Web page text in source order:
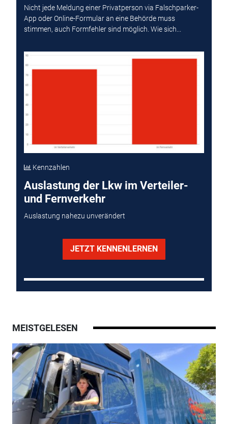
Nicht jede Meldung einer Privatperson via Falschparker-
App oder Online-Formular an eine Behörde muss
stimmen, auch Formfehler sind möglich. Wie sich...
Kennzahlen
Auslastung der Lkw im Verteiler-
und Fernverkehr
Auslastung nahezu unverändert
JETZT KENNENLERNEN
MEISTGELESEN